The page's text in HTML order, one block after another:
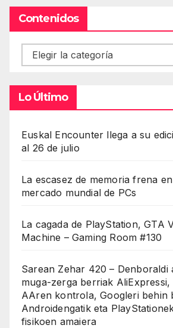
Contenidos
Contenidos
Lo Último
Euskal Encounter llega a su
al 26 de julio
La escasez de memoria frena
mercado mundial de PCs
La cagada de PlayStation, GTA
Machine – Gaming Room #130
Sarean Zehar 420 – Denboraldi
muga-zerga berriak AliExpressi,
AAren kontrola, Googleri behin
Androidengatik eta
fisikoen amaiera